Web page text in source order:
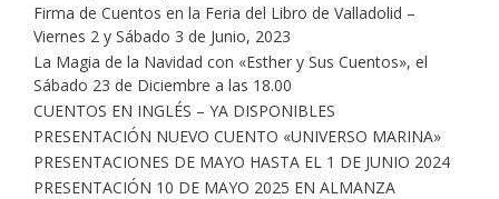
Firma de Cuentos en la Feria del Libro de Valladolid –
Viernes 2 y Sábado 3 de Junio, 2023
La Magia de la Navidad con «Esther y Sus Cuentos», el
Sábado 23 de Diciembre a las 18.00
CUENTOS EN INGLÉS – YA DISPONIBLES
PRESENTACIÓN NUEVO CUENTO «UNIVERSO MARINA»
PRESENTACIONES DE MAYO HASTA EL 1 DE JUNIO 2024
PRESENTACIÓN 10 DE MAYO 2025 EN ALMANZA